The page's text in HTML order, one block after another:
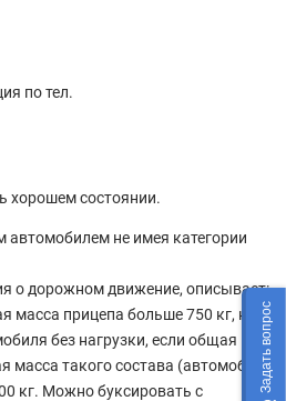
по тел.
хорошем состоянии.
не имея категории
о дорожном движение, описывает:
прицепа больше 750 кг, но
без нагрузки, если общая
масса такого состава (автомобиль
кг. Можно буксировать с
Задать вопрос